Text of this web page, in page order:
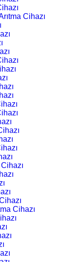
Cihazı
Cihazı